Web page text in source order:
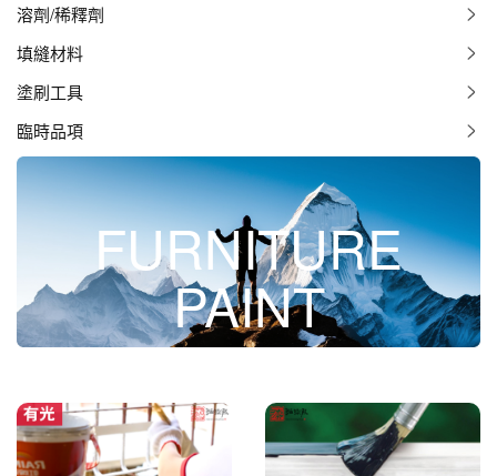
溶劑/稀釋劑
填縫材料
塗刷工具
臨時品項
FURNITURE
PAINT